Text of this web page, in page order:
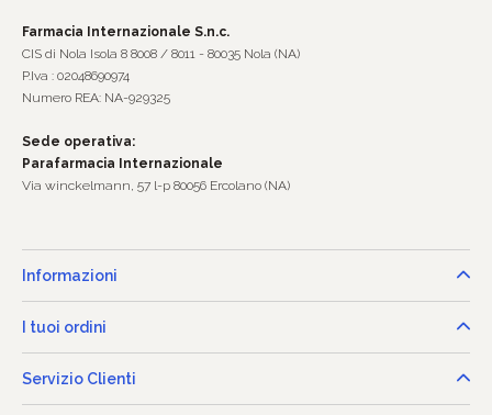
Farmacia Internazionale S.n.c.
CIS di Nola Isola 8 8008 / 8011 - 80035 Nola (NA)
P.Iva : 02048690974
Numero REA: NA-929325
Sede operativa:
Parafarmacia Internazionale
Via winckelmann, 57 l-p 80056 Ercolano (NA)
Informazioni
I tuoi ordini
Servizio Clienti